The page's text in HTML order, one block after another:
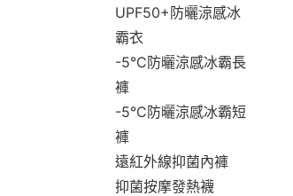
UPF50+防曬涼感冰
霸衣
-5°C防曬涼感冰霸長
褲
-5°C防曬涼感冰霸短
褲
遠紅外線抑菌內褲
抑菌按摩發熱襪